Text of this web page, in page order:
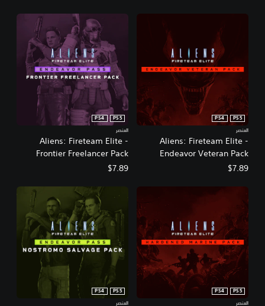
Aliens: Fireteam Elite -
Endeavor Veteran Pack
PS5
PS4
العنصر
$7.89
Aliens: Fireteam Elite -
Frontier Freelancer Pack
PS5
PS4
العنصر
$7.89
PS5
PS4
العنصر
PS5
PS4
العنصر